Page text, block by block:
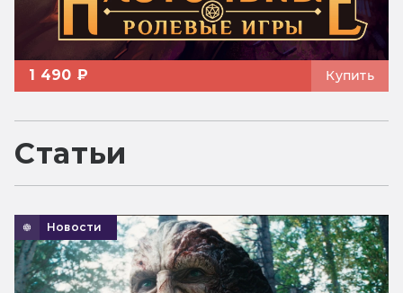
1 490 ₽ Купить
Статьи
Новости